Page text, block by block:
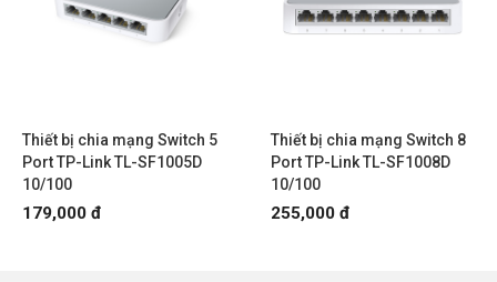
Thiết bị chia mạng Switch 5
Port TP-Link TL-SF1005D
10/100
179,000 đ
Thiết bị chia mạng Switch 8
Port TP-Link TL-SF1008D
10/100
255,000 đ